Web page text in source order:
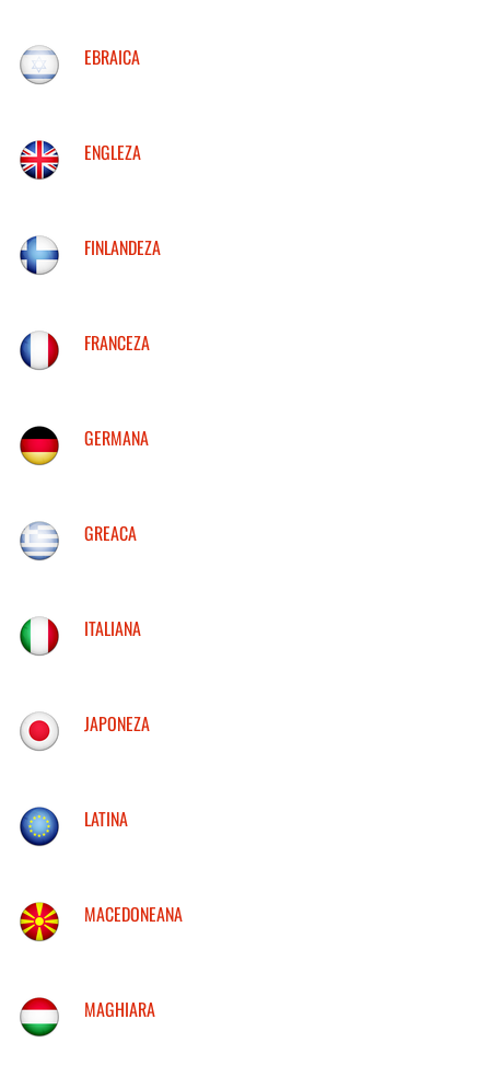
EBRAICA
ENGLEZA
FINLANDEZA
FRANCEZA
GERMANA
GREACA
ITALIANA
JAPONEZA
LATINA
MACEDONEANA
MAGHIARA